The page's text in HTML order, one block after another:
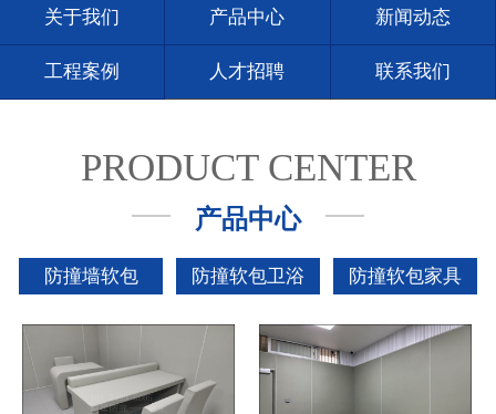
关于我们 产品中心 新闻动态
工程案例 人才招聘 联系我们
PRODUCT CENTER
产品中心
防撞墙软包 防撞软包卫浴 防撞软包家具